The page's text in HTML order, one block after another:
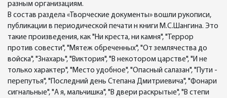
разным организациям.
В состав раздела «Творческие документы» вошли рукописи,
публикации в периодической печати н книги М.С.Шангина. Это
такие произведения, как "Ни креста, ни камня", "Террор
против совести", "Мятеж обреченных", "От землячества до
войска", "Знахарь", "Виктория", "В некотором царстве", "И не
только характер", "Место удобное", "Опасный салазан", "Пути -
перепутья", "Последний день Степана Дмитриевича", "Фонари
сигнальные", "А я, мальчишка", "В двери раскрытые", "В степи